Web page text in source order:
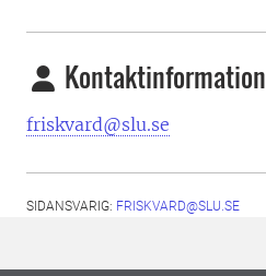
Kontaktinformation
friskvard@slu.se
SIDANSVARIG: FRISKVARD@SLU.SE